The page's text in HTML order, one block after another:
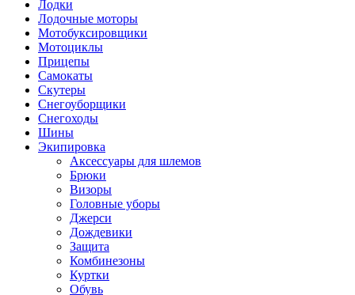
Лодки
Лодочные моторы
Мотобуксировщики
Мотоциклы
Прицепы
Самокаты
Скутеры
Снегоуборщики
Снегоходы
Шины
Экипировка
Аксессуары для шлемов
Брюки
Визоры
Головные уборы
Джерси
Дождевики
Защита
Комбинезоны
Куртки
Обувь